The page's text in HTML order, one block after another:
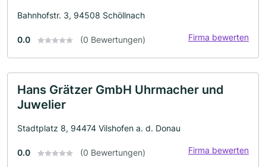
Bahnhofstr. 3, 94508 Schöllnach
0.0 (0 Bewertungen) Firma bewerten
Hans Grätzer GmbH Uhrmacher und
Juwelier
Stadtplatz 8, 94474 Vilshofen a. d. Donau
0.0 (0 Bewertungen) Firma bewerten